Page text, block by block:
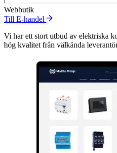
Webbutik
Till E-handel
Vi har ett stort utbud av elektriska
hög kvalitet från välkända